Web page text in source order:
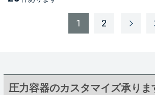
1 2
圧力容器のカスタマイズ承りま